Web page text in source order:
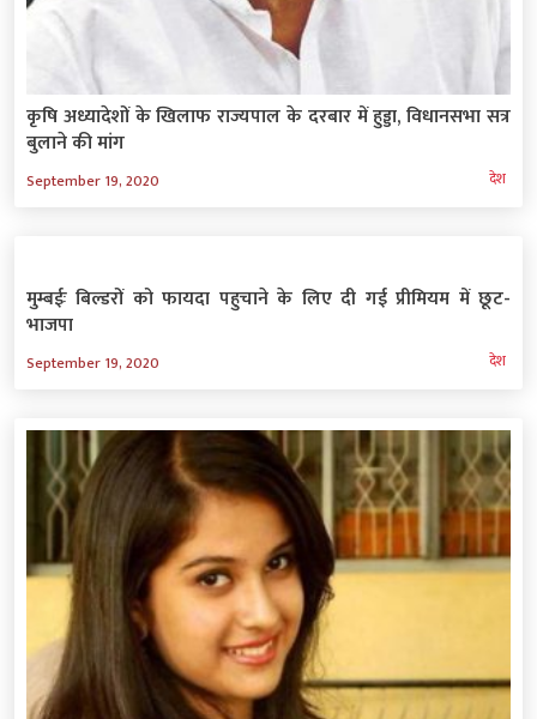
कृषि अध्यादेशों के खिलाफ राज्यपाल के दरबार में हुड्डा, विधानसभा सत्र
बुलाने की मांग
September 19, 2020 देश
मुम्बईः बिल्डरों को फायदा पहुचाने के लिए दी गई प्रीमियम में छूट-
भाजपा
September 19, 2020 देश